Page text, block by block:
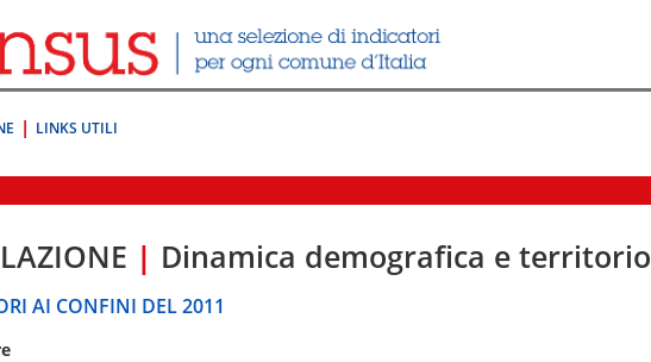
LINKS UTILI
| Dinamica demografica e territorio
AI CONFINI DEL 2011